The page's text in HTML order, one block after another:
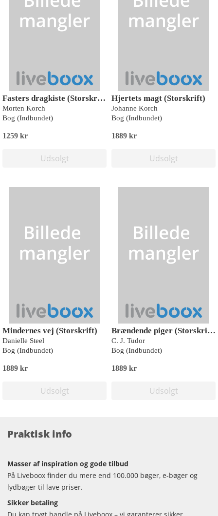
Fasters dragkiste (Storskrift)
Morten Korch
Bog (Indbundet)
1259 kr
Udsolgt
Hjertets magt (Storskrift)
Johanne Korch
Bog (Indbundet)
1889 kr
Udsolgt
Mindernes vej (Storskrift)
Danielle Steel
Bog (Indbundet)
1889 kr
Udsolgt
Brændende piger (Storskrift)
C. J. Tudor
Bog (Indbundet)
1889 kr
Udsolgt
Praktisk info
Masser af inspiration og gode tilbud
På Liveboox finder du mere end 100.000 bøger, e-bøger og
lydbøger til lave priser.
Sikker betaling